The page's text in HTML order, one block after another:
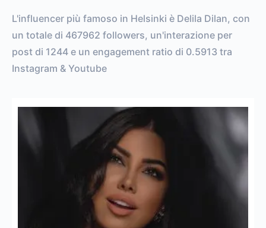
L'influencer più famoso in Helsinki è Delila Dilan, con
un totale di 467962 followers, un'interazione per
post di 1244 e un engagement ratio di 0.5913 tra
Instagram & Youtube